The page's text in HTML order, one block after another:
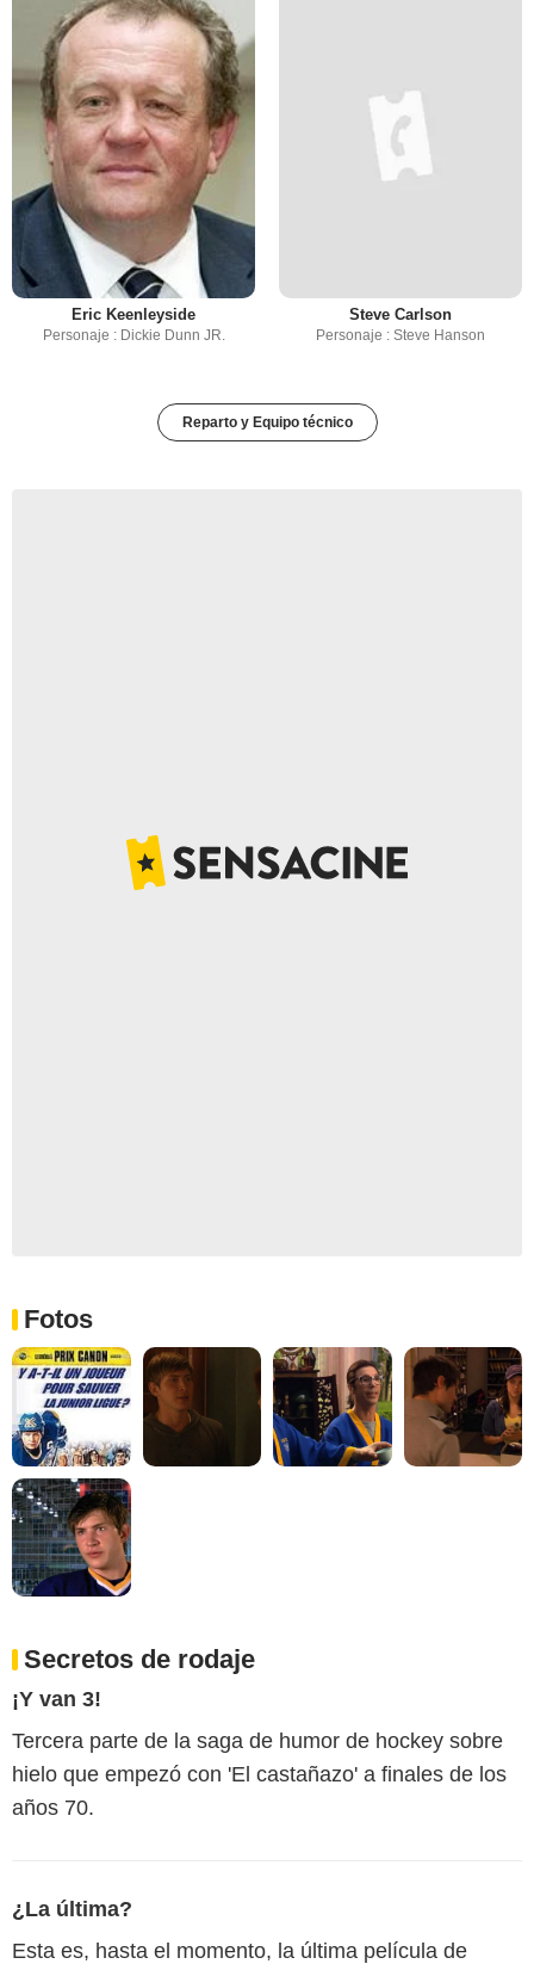
Eric Keenleyside
Personaje : Dickie Dunn JR.
Steve Carlson
Personaje : Steve Hanson
Reparto y Equipo técnico
Fotos
Secretos de rodaje
¡Y van 3!
Tercera parte de la saga de humor de hockey sobre
hielo que empezó con 'El castañazo' a finales de los
años 70.
¿La última?
Esta es, hasta el momento, la última película de